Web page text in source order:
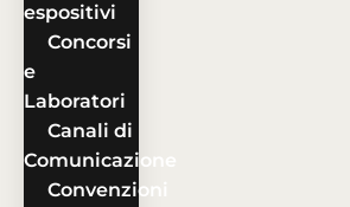
espositivi
Concorsi
e
Laboratori
Canali di
Comunicazione
Convenzioni